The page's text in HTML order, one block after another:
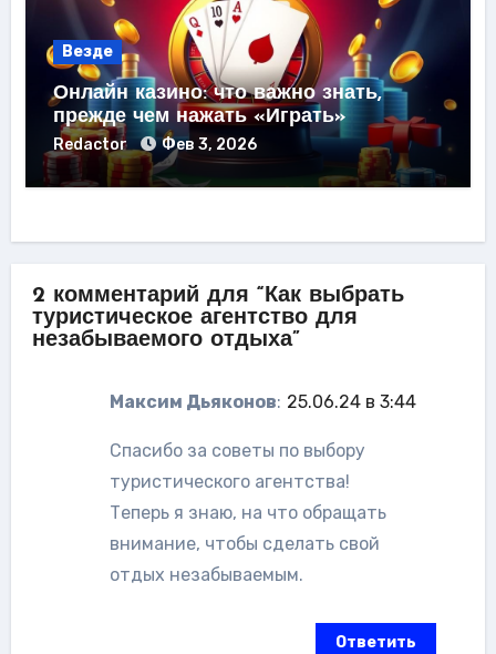
Везде
Онлайн казино: что важно знать,
прежде чем нажать «Играть»
Redactor Фев 3, 2026
2 комментарий для “Как выбрать
туристическое агентство для
незабываемого отдыха”
Максим Дьяконов: 25.06.24 в 3:44
Спасибо за советы по выбору
туристического агентства!
Теперь я знаю, на что обращать
внимание, чтобы сделать свой
отдых незабываемым.
Ответить